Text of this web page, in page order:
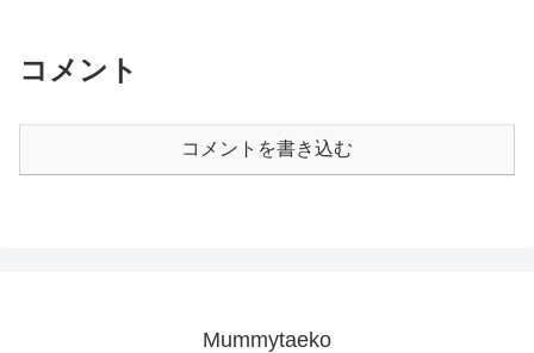
コメント
コメントを書き込む
Mummytaeko